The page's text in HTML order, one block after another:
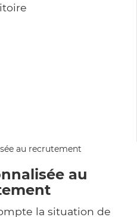
au
la situation de